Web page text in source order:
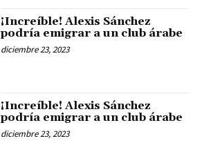
¡Increíble! Alexis Sánchez
podría emigrar a un club árabe
diciembre 23, 2023
¡Increíble! Alexis Sánchez
podría emigrar a un club árabe
diciembre 23, 2023